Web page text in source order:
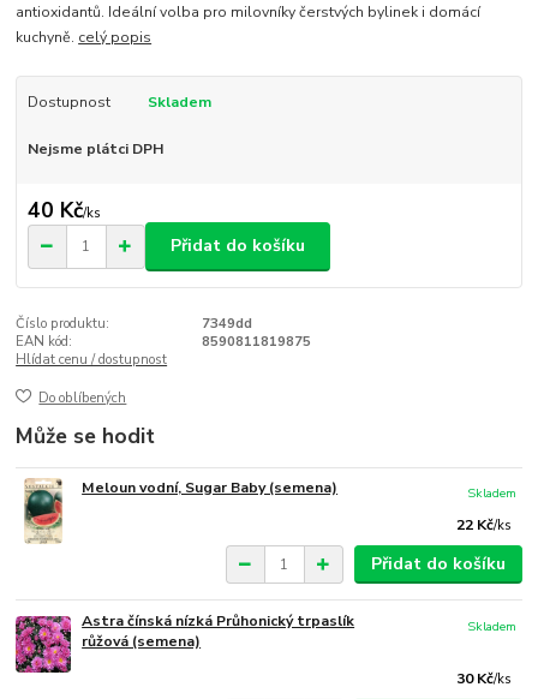
antioxidantů. Ideální volba pro milovníky čerstvých bylinek i domácí
kuchyně. celý popis
Dostupnost Skladem
Nejsme plátci DPH
40 Kč/ks
Přidat do košíku
Číslo produktu:
7349dd
EAN kód:
8590811819875
Hlídat cenu / dostupnost
Do oblíbených
Může se hodit
Meloun vodní, Sugar Baby (semena)
22 Kč/ks
Skladem
Přidat do košíku
Astra čínská nízká Průhonický trpaslík
růžová (semena)
30 Kč/ks
Skladem